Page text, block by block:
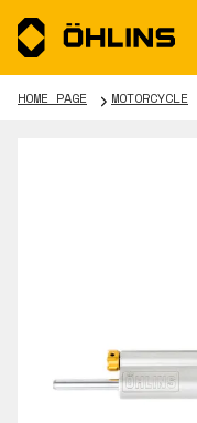
HOME PAGE MOTORCYCLE